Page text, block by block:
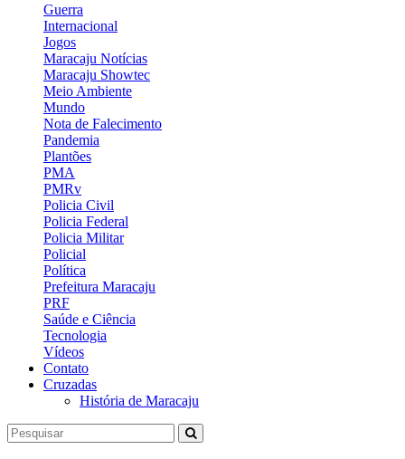
Guerra
Internacional
Jogos
Maracaju Notícias
Maracaju Showtec
Meio Ambiente
Mundo
Nota de Falecimento
Pandemia
Plantões
PMA
PMRv
Policia Civil
Policia Federal
Policia Militar
Policial
Política
Prefeitura Maracaju
PRF
Saúde e Ciência
Tecnologia
Vídeos
Contato
Cruzadas
História de Maracaju